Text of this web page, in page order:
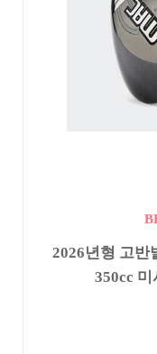
2026년형 고반
350cc 미